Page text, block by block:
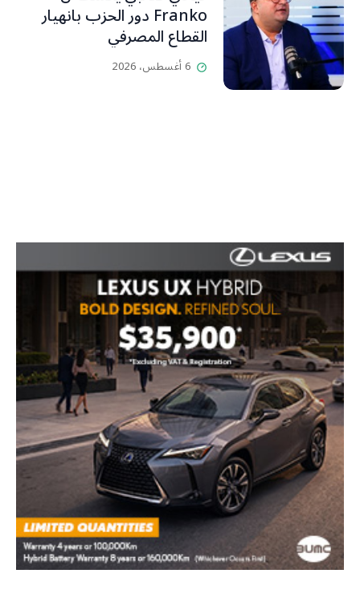
Franko دور الحزب بانهيار
القطاع المصرفي
6 أغسطس، 2026